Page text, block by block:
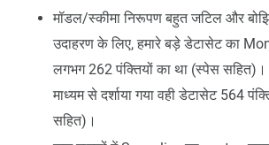
मॉडल/स्कीमा निरूपण बहुत जटिल और
उदाहरण के लिए, हमारे बड़े डेटासेट का
लगभग 262 पंक्तियों का था (स्पेस
माध्यम से दर्शाया गया वही डेटासेट 564
सहित)।